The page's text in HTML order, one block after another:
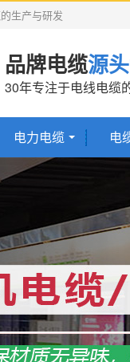
生产与研发
品牌电缆源
30年专注于电线电缆
电力电缆 电